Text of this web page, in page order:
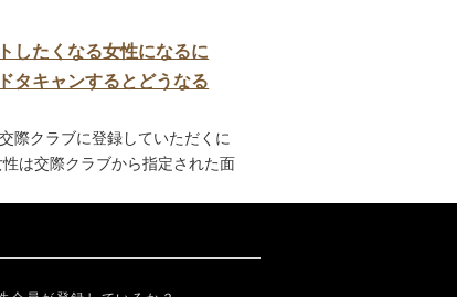
したくなる女性になるに
タキャンするとどうなる
際クラブに登録していただくに
は交際クラブから指定された面